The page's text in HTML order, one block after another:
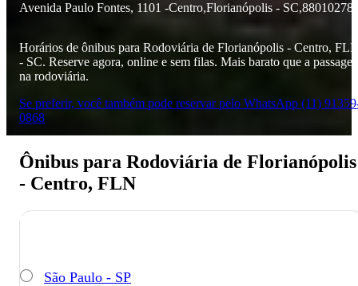
Avenida Paulo Fontes, 1101 -Centro,Florianópolis - SC,88010278
Horários de ônibus para Rodoviária de Florianópolis - Centro,
- SC. Reserve agora, online e sem filas. Mais barato que a
na rodoviária.
Se preferir, você também pode reservar pelo WhatsApp (11)
0868
Ônibus para Rodoviária de Florianópolis
- Centro, FLN
São Paulo - SP